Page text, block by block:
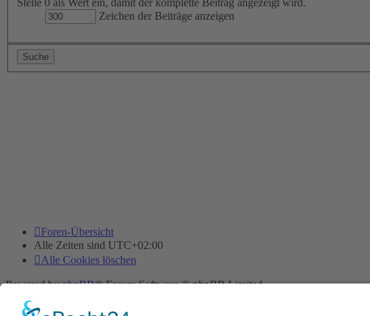
Stelle 0 als Wert ein, damit der komplette Beitrag angezeigt wird.
Zeichen der Beiträge anzeigen
Foren-Übersicht
Alle Zeiten sind UTC+02:00
Alle Cookies löschen
Powered byphpBB® Forum Software © phpBB Limited
Deutsche Übersetzung durch